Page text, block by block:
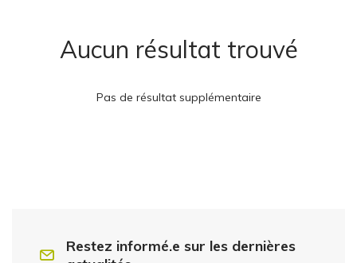
Aucun résultat trouvé
Pas de résultat supplémentaire
Restez informé.e sur les dernières